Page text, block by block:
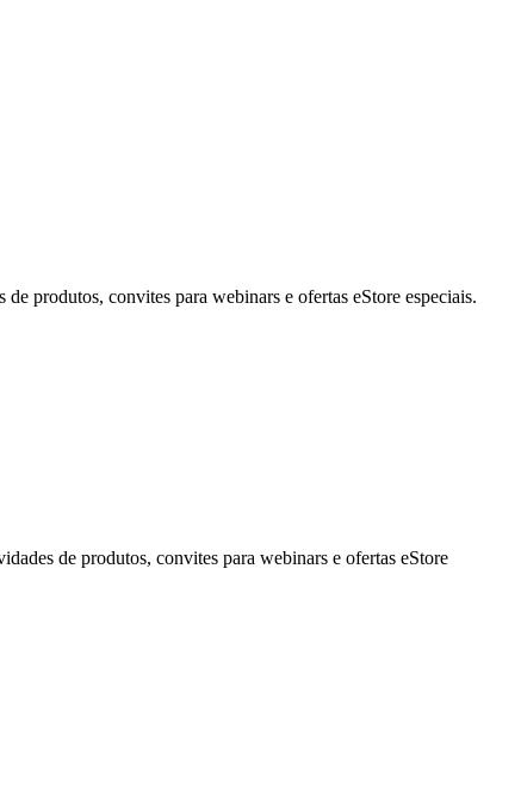
produtos, convites para webinars e ofertas eStore especiais.
de produtos, convites para webinars e ofertas eStore